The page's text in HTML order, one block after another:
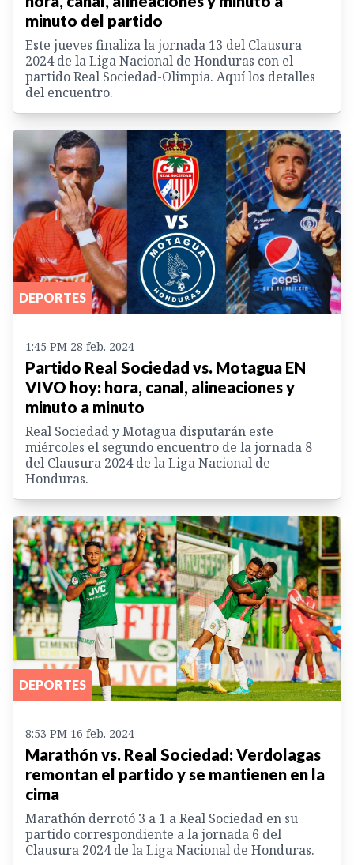
minuto del partido
Este jueves finaliza la jornada 13 del Clausura
2024 de la Liga Nacional de Honduras con el
partido Real Sociedad-Olimpia. Aquí los detalles
del encuentro.
DEPORTES
1:45 PM 28 feb. 2024
Partido Real Sociedad vs. Motagua EN
VIVO hoy: hora, canal, alineaciones y
minuto a minuto
Real Sociedad y Motagua disputarán este
miércoles el segundo encuentro de la jornada 8
del Clausura 2024 de la Liga Nacional de
Honduras.
DEPORTES
8:53 PM 16 feb. 2024
Marathón vs. Real Sociedad: Verdolagas
remontan el partido y se mantienen en la
cima
Marathón derrotó 3 a 1 a Real Sociedad en su
partido correspondiente a la jornada 6 del
Clausura 2024 de la Liga Nacional de Honduras.